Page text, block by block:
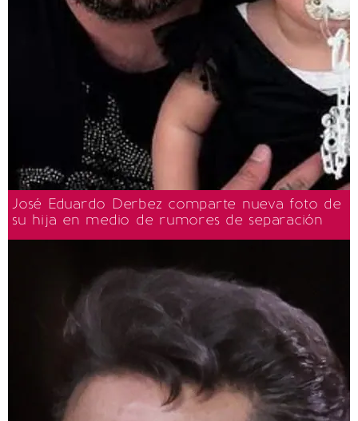
José Eduardo Derbez comparte nueva foto de
su hija en medio de rumores de separación